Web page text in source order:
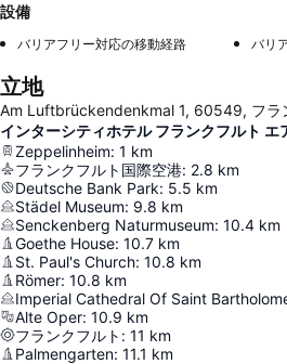
設備
バリアフリー対応の移動経路 バリ
立地
Am Luftbrückendenkmal 1, 60549, フラ
インターシティホテル フランクフルト エ
Zeppelinheim: 1 km
フランクフルト国際空港: 2.8 km
Deutsche Bank Park: 5.5 km
Städel Museum: 9.8 km
Senckenberg Naturmuseum: 10.4 km
Goethe House: 10.7 km
St. Paul's Church: 10.8 km
Römer: 10.8 km
Imperial Cathedral Of Saint
Alte Oper: 10.9 km
フランクフルト : 11 km
Palmengarten: 11.1 km